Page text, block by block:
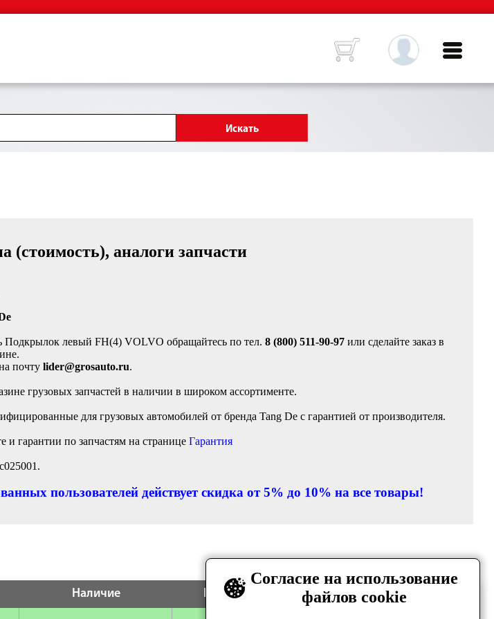
(стоимость), аналоги запчасти
Подкрылок левый FH(4) VOLVO обращайтесь по тел. 8 (800) 511-90-97 или сделайте заказ в
почту lider@grosauto.ru.
грузовых запчастей в наличии в широком ассортименте.
для грузовых автомобилей от бренда Tang De с гарантией от производителя.
и гарантии по запчастям на странице Гарантия
пользователей действует скидка от 5% до 10% на все товары!
Наличие Цена Количество
Согласие на использование
файлов cookie